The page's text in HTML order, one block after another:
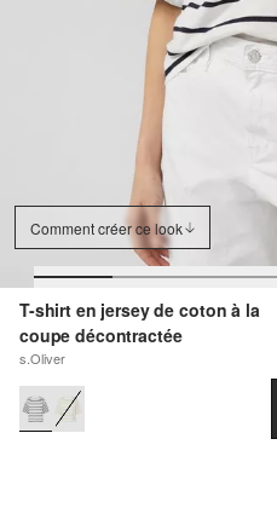
Comment créer ce look
T-shirt en jersey de coton à la
coupe décontractée
s.Oliver